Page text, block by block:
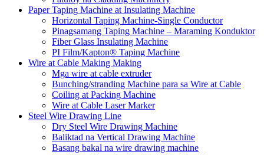
Paper Taping Machine at Insulating Machine
Horizontal Taping Machine-Single Conductor
Pinagsamang Taping Machine – Maraming Konduktor
Fiber Glass Insulating Machine
PI Film/Kapton® Taping Machine
Wire at Cable Making Making
Mga wire at cable extruder
Bunching/stranding Machine para sa Wire at Cable
Coiling at Packing Machine
Wire at Cable Laser Marker
Steel Wire Drawing Line
Dry Steel Wire Drawing Machine
Baliktad na Vertical Drawing Machine
Basang bakal na wire drawing machine